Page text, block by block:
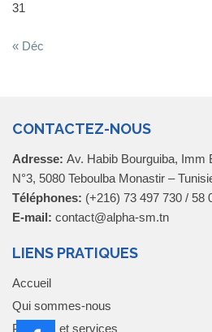
31
« Déc
CONTACTEZ-NOUS
Adresse: Av. Habib Bourguiba, Imm
N°3, 5080 Teboulba Monastir –
Téléphones: (+216) 73 497 730 / 58
E-mail: contact@alpha-sm.tn
LIENS PRATIQUES
Accueil
Qui sommes-nous
Produits et services